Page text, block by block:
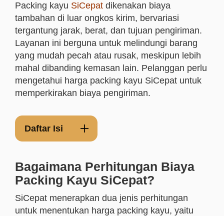
Packing kayu SiCepat dikenakan biaya
tambahan di luar ongkos kirim, bervariasi
tergantung jarak, berat, dan tujuan pengiriman.
Layanan ini berguna untuk melindungi barang
yang mudah pecah atau rusak, meskipun lebih
mahal dibanding kemasan lain. Pelanggan perlu
mengetahui harga packing kayu SiCepat untuk
memperkirakan biaya pengiriman.
Daftar Isi
Bagaimana Perhitungan Biaya
Packing Kayu SiCepat?
SiCepat menerapkan dua jenis perhitungan
untuk menentukan harga packing kayu, yaitu